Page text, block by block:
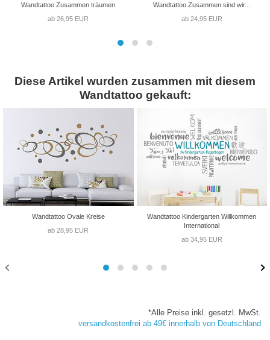
Wandtattoo Zusammen träumen
ab 26,95 EUR
Wandtattoo Zusammen sind wir...
ab 24,95 EUR
Diese Artikel wurden zusammen mit diesem
Wandtattoo gekauft:
Wandtattoo Ovale Kreise
ab 28,95 EUR
Wandtattoo Kindergarten Willkommen
International
ab 34,95 EUR
*Alle Preise inkl. gesetzl. MwSt.
versandkostenfrei ab 49€ innerhalb von Deutschland